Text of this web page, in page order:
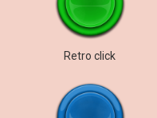
Retro click